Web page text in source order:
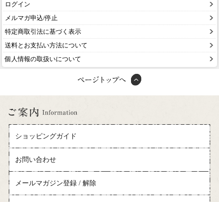
ログイン
メルマガ申込/停止
特定商取引法に基づく表示
送料とお支払い方法について
個人情報の取扱いについて
ショッピングガイド
お問い合わせ
メールマガジン登録 / 解除